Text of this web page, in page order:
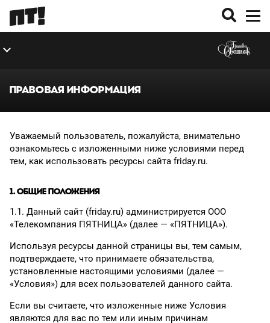
ПРАВОВАЯ ИНФОРМАЦИЯ
Уважаемый пользователь, пожалуйста, внимательно
ознакомьтесь с изложенными ниже условиями перед
тем, как использовать ресурсы сайта friday.ru.
1. ОБЩИЕ ПОЛОЖЕНИЯ
1.1. Данный сайт (friday.ru) администрируется ООО
«Телекомпания ПЯТНИЦА» (далее — «ПЯТНИЦА»).
Используя ресурсы данной страницы вы, тем самым,
подтверждаете, что принимаете обязательства,
установленные настоящими условиями (далее —
«Условия») для всех пользователей данного сайта.
Если вы считаете, что изложенные ниже Условия
являются для вас по тем или иным причинам